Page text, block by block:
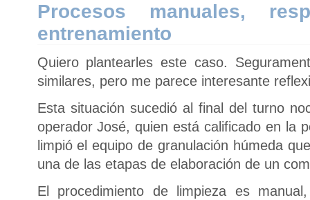
Procesos manuales,
entrenamiento
Quiero plantearles este caso.
similares, pero me parece interesante
Esta situación sucedió al final del turno
operador José, quien está calificado en la
limpió el equipo de granulación húmeda
una de las etapas de elaboración de un
El procedimiento de limpieza es